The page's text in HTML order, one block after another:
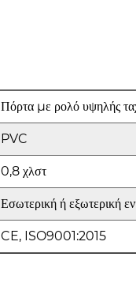
Πόρτα με ρολό υψηλής
PVC
0,8 χλστ
Εσωτερική ή εξωτερική
CE, ISO9001:2015